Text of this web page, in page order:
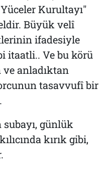
Kurultayı"
Büyük velî
ifadesiyle
itaatli.. Ve bu körü
anladıktan
tasavvufî bir
günlük
kırık gibi,